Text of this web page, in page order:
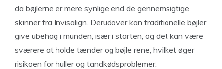
da bøjlerne er mere synlige end de gennemsigtige
skinner fra Invisalign. Derudover kan traditionelle bøjler
give ubehag i munden, især i starten, og det kan være
sværere at holde tænder og bøjle rene, hvilket øger
risikoen for huller og tandkødsproblemer.